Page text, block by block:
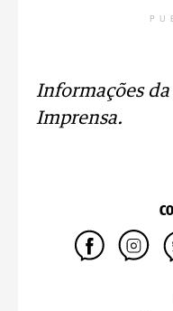
Informações da
Imprensa.